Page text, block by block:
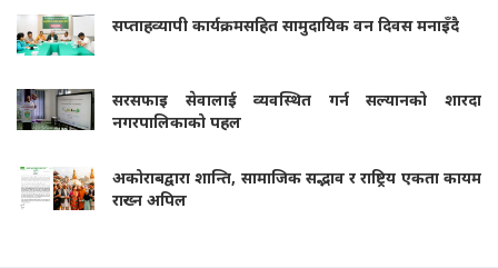
सप्ताहव्यापी कार्यक्रमसहित सामुदायिक वन दिवस मनाइँदै
सरसफाइ सेवालाई व्यवस्थित गर्न सल्यानको शारदा
नगरपालिकाको पहल
अकोराबद्वारा शान्ति, सामाजिक सद्भाव र राष्ट्रिय एकता कायम
राख्न अपिल